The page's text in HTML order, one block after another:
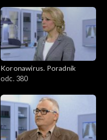
Koronawirus. Poradnik
odc. 380